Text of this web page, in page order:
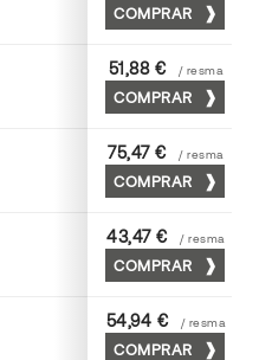
COMPRAR
63 x 88
51,88 € / resma
COMPRAR
63 x 88
75,47 € / resma
COMPRAR
45 x 64
43,47 € / resma
COMPRAR
52 x 70
54,94 € / resma
COMPRAR